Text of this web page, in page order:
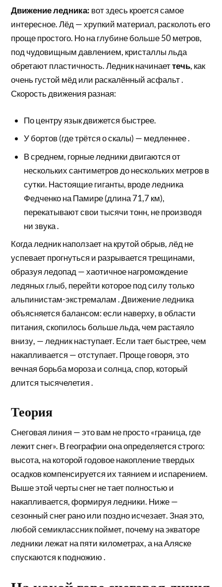
Движение ледника: вот здесь кроется самое
интересное. Лёд — хрупкий материал, расколоть его
проще простого. Но на глубине больше 50 метров,
под чудовищным давлением, кристаллы льда
обретают пластичность. Ледник начинаеттечь, как
очень густой мёд или раскалённый асфальт .
Скорость движения разная:
По центру язык движется быстрее.
У бортов (где трётся о скалы) — медленнее .
В среднем, горные ледники двигаются от
нескольких сантиметров до нескольких метров в
сутки. Настоящие гиганты, вроде ледника
Федченко на Памире (длина 71,7 км),
перекатывают свои тысячи тонн, не производя
ни звука .
Когда ледник наползает на крутой обрыв, лёд не
успевает прогнуться и разрывается трещинами,
образуя ледопад — хаотичное нагромождение
ледяных глыб, перейти которое под силу только
альпинистам-экстремалам . Движение ледника
объясняется балансом: если наверху, в области
питания, скопилось больше льда, чем растаяло
внизу, — ледник наступает. Если тает быстрее, чем
накапливается — отступает. Проще говоря, это
вечная борьба мороза и солнца, спор, который
длится тысячелетия .
Теория
Снеговая линия — это вам не просто «граница, где
лежит снег». В географии она определяется строго:
высота, на которой годовое накопление твердых
осадков компенсируется их таянием и испарением.
Выше этой черты снег не тает полностью и
накапливается, формируя ледники. Ниже —
сезонный снег рано или поздно исчезает. Зная это,
любой семиклассник поймет, почему на экваторе
ледники лежат на пяти километрах, а на Аляске
спускаются к подножию .